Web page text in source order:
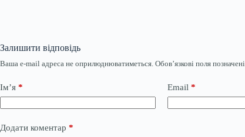
Залишити відповідь
Ваша e-mail адреса не оприлюднюватиметься. Обов’язкові поля позначені
Ім’я * Email *
Додати коментар *